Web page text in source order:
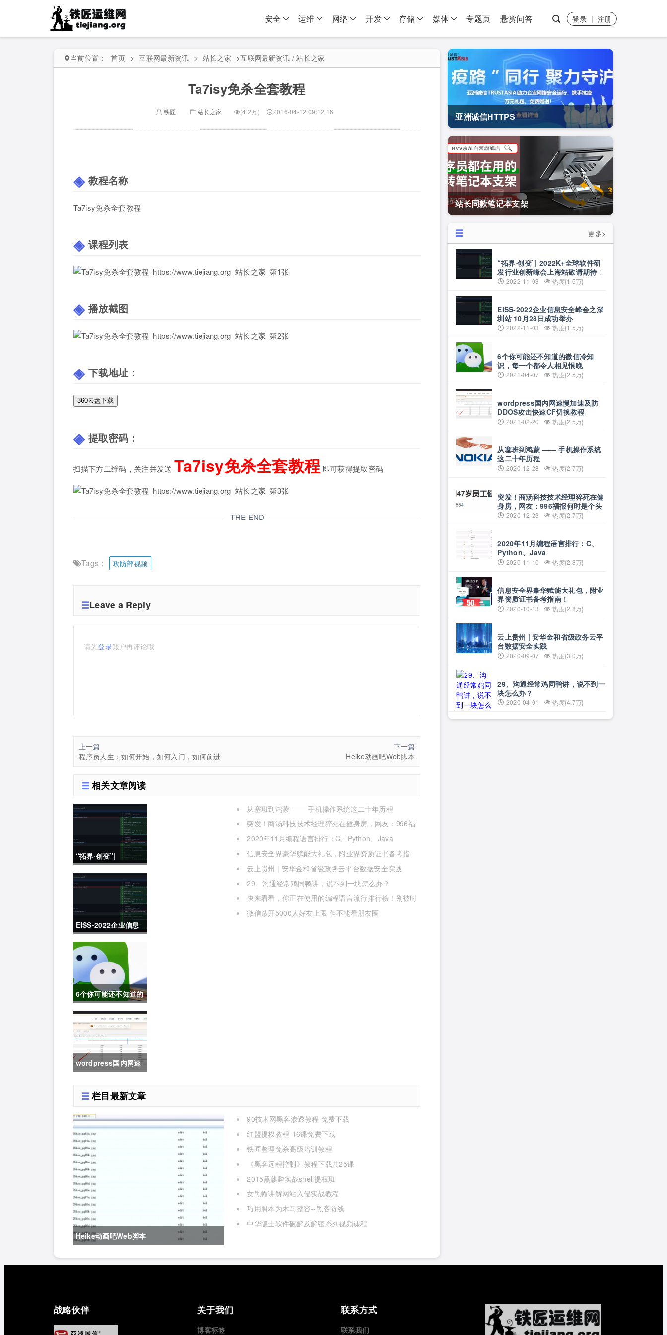
安全 运维 网络 开发 存储 媒体 专题页 悬赏问答 登录 | 注册
当前位置： 首页 > 互联网最新资讯 > 站长之家 >互联网最新资讯 / 站长之家
Ta7isy免杀全套教程
铁匠 站长之家 (4.2万) 2016-04-12 09:12:16
教程名称
Ta7isy免杀全套教程
课程列表
播放截图
下载地址：
360云盘下载
提取密码：
扫描下方二维码，关注并发送 Ta7isy免杀全套教程 即可获得提取密码
THE END
Tags： 攻防部视频
Leave a Reply
请先登录账户再评论哦
上一篇
程序员人生：如何开始，如何入门，如何前进
下一篇
Heike动画吧Web脚本
相关文章阅读
“拓界·创变”|
2022K+全球软件研发
行业创新峰会上海站
敬请期待！
EISS-2022企业信息
安全峰会之深圳站 10
月28日成功举办
6个你可能还不知道的
微信冷知识，每一个
都令人相见恨晚
wordpress国内网速
击快速CF切换教程
从塞班到鸿蒙 —— 手机操作系统这二十年历程
突发！商汤科技技术经理猝死在健身房，网友：996福
报何时是个头
2020年11月编程语言排行：C、Python、Java
信息安全界豪华赋能大礼包，附业界资质证书备考指
云上贵州 | 安华金和省级政务云平台数据安全实践
29、沟通经常鸡同鸭讲，说不到一块怎么办？
快来看看，你正在使用的编程语言流行排行榜！别被时
代淘汰了
微信放开5000人好友上限 但不能看朋友圈
栏目最新文章
Heike动画吧Web脚本
90技术网黑客渗透教程·免费下载
红盟提权教程-16课免费下载
铁匠整理免杀高级培训教程
《黑客远程控制》教程下载共25课
2015黑麒麟实战shell提权班
女黑帽讲解网站入侵实战教程
巧用脚本为木马整容--黑客防线
中华隐士软件破解及解密系列视频课程
亚洲诚信HTTPS
站长同款笔记本支架
更多>
“拓界·创变”| 2022K+全球软件研
发行业创新峰会上海站敬请期待！
2022-11-03 热度{1.5万}
EISS-2022企业信息安全峰会之深
圳站 10月28日成功举办
2022-11-03 热度{1.5万}
6个你可能还不知道的微信冷知
识，每一个都令人相见恨晚
2021-04-07 热度{2.5万}
wordpress国内网速慢加速及防
DDOS攻击快速CF切换教程
2021-02-20 热度{2.5万}
从塞班到鸿蒙 —— 手机操作系统
这二十年历程
2020-12-28 热度{2.7万}
突发！商汤科技技术经理猝死在健
身房，网友：996福报何时是个头
2020-12-23 热度{2.7万}
2020年11月编程语言排行：C、
Python、Java
2020-11-10 热度{2.8万}
信息安全界豪华赋能大礼包，附业
界资质证书备考指南！
2020-10-13 热度{2.8万}
云上贵州 | 安华金和省级政务云平
台数据安全实践
2020-09-07 热度{3.0万}
29、沟通经常鸡同鸭讲，说不到一
块怎么办？
2020-04-01 热度{4.7万}
战略伙伴 关于我们
博客标签
联系方式
联系我们